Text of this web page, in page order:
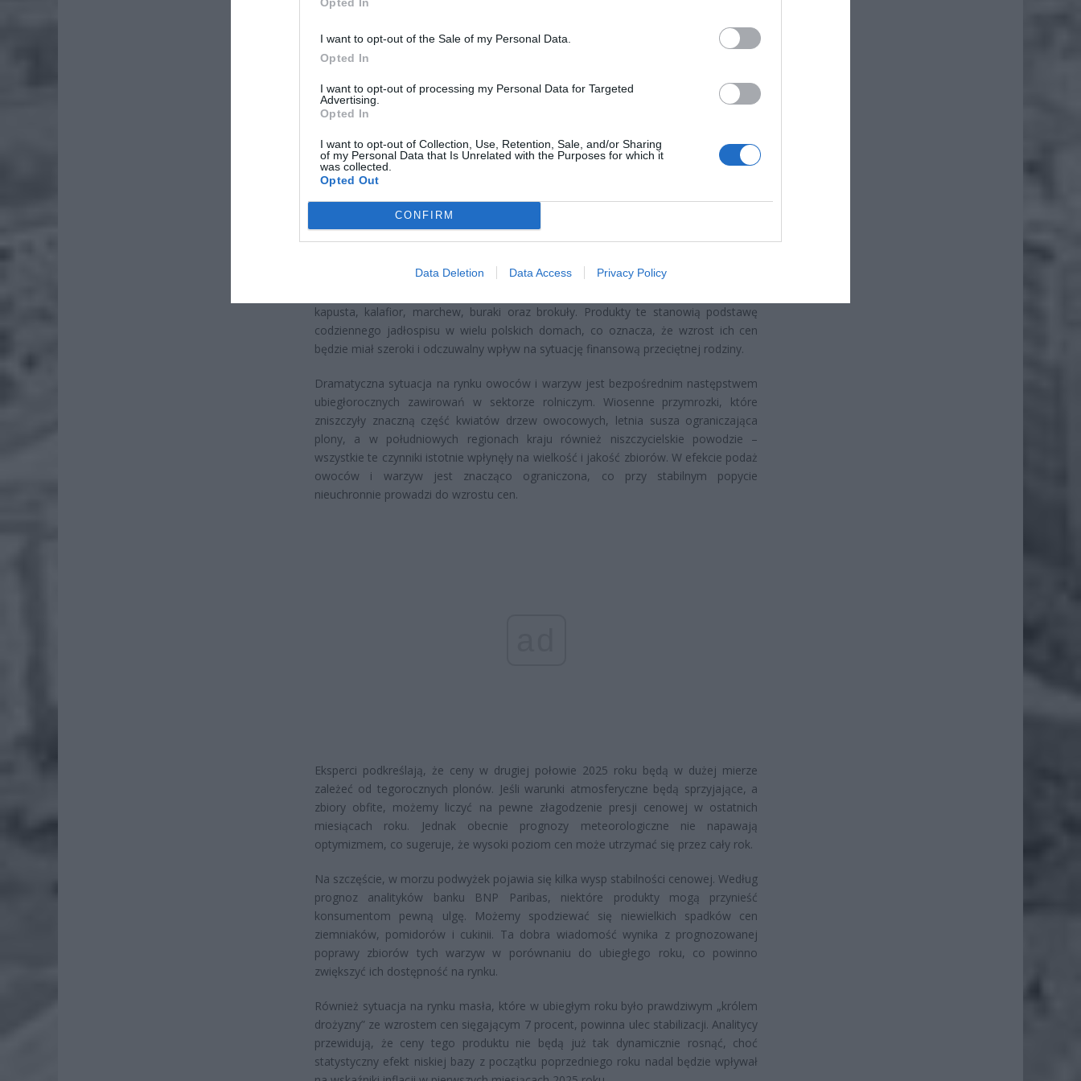
I want to opt-out of the Sale of my Personal Data.
Opted In
I want to opt-out of processing my Personal Data for Targeted
Advertising.
Opted In
I want to opt-out of Collection, Use, Retention, Sale, and/or Sharing
of my Personal Data that Is Unrelated with the Purposes for which it
was collected.
Opted Out
CONFIRM
Data Deletion Data Access Privacy Policy
ZUS zmieni ważny limit od marca 2027 roku. Policzyliśmy, ile może
dostać senior przy emeryturze 2200, 2400, 2600 i 2700 zł
7 sierpnia 2026 13:23
Lidl przecenił hit do kuchni. Air fryer tańszy aż o 150 zł, a to dopiero
4 sierpnia 2026 16:06
przewidują, że ich ceny wzrosną średnio o 7 procent w skali roku. Szczególnie
kapusta, kalafior, marchew, buraki oraz brokuły. Produkty te stanowią podstawę
codziennego jadłospisu w wielu polskich domach, co oznacza, że wzrost ich cen
będzie miał szeroki i odczuwalny wpływ na sytuację finansową przeciętnej rodziny.
Dramatyczna sytuacja na rynku owoców i warzyw jest bezpośrednim następstwem
ubiegłorocznych zawirowań w sektorze rolniczym. Wiosenne przymrozki, które
zniszczyły znaczną część kwiatów drzew owocowych, letnia susza ograniczająca
plony, a w południowych regionach kraju również niszczycielskie powodzie –
wszystkie te czynniki istotnie wpłynęły na wielkość i jakość zbiorów. W efekcie podaż
owoców i warzyw jest znacząco ograniczona, co przy stabilnym popycie
nieuchronnie prowadzi do wzrostu cen.
Eksperci podkreślają, że ceny w drugiej połowie 2025 roku będą w dużej mierze
zależeć od tegorocznych plonów. Jeśli warunki atmosferyczne będą sprzyjające, a
zbiory obfite, możemy liczyć na pewne złagodzenie presji cenowej w ostatnich
miesiącach roku. Jednak obecnie prognozy meteorologiczne nie napawają
optymizmem, co sugeruje, że wysoki poziom cen może utrzymać się przez cały rok.
Na szczęście, w morzu podwyżek pojawia się kilka wysp stabilności cenowej. Według
prognoz analityków banku BNP Paribas, niektóre produkty mogą przynieść
konsumentom pewną ulgę. Możemy spodziewać się niewielkich spadków cen
ziemniaków, pomidorów i cukinii. Ta dobra wiadomość wynika z prognozowanej
poprawy zbiorów tych warzyw w porównaniu do ubiegłego roku, co powinno
zwiększyć ich dostępność na rynku.
Również sytuacja na rynku masła, które w ubiegłym roku było prawdziwym „królem
drożyzny” ze wzrostem cen sięgającym 7 procent, powinna ulec stabilizacji. Analitycy
przewidują, że ceny tego produktu nie będą już tak dynamicznie rosnąć, choć
statystyczny efekt niskiej bazy z początku poprzedniego roku nadal będzie wpływał